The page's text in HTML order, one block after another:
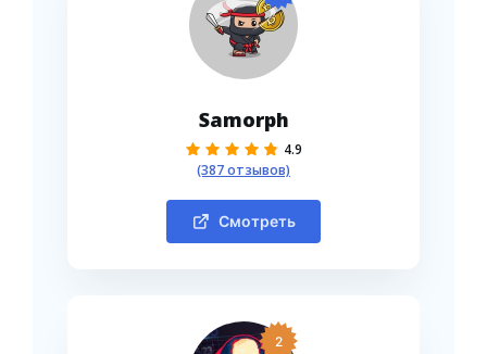
Samorph
4.9
(387 отзывов)
Смотреть
2